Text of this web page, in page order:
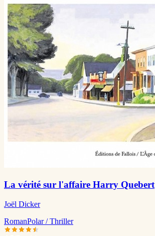
La vérité sur l'affaire Harry Quebert
Joël Dicker
RomanPolar / Thriller